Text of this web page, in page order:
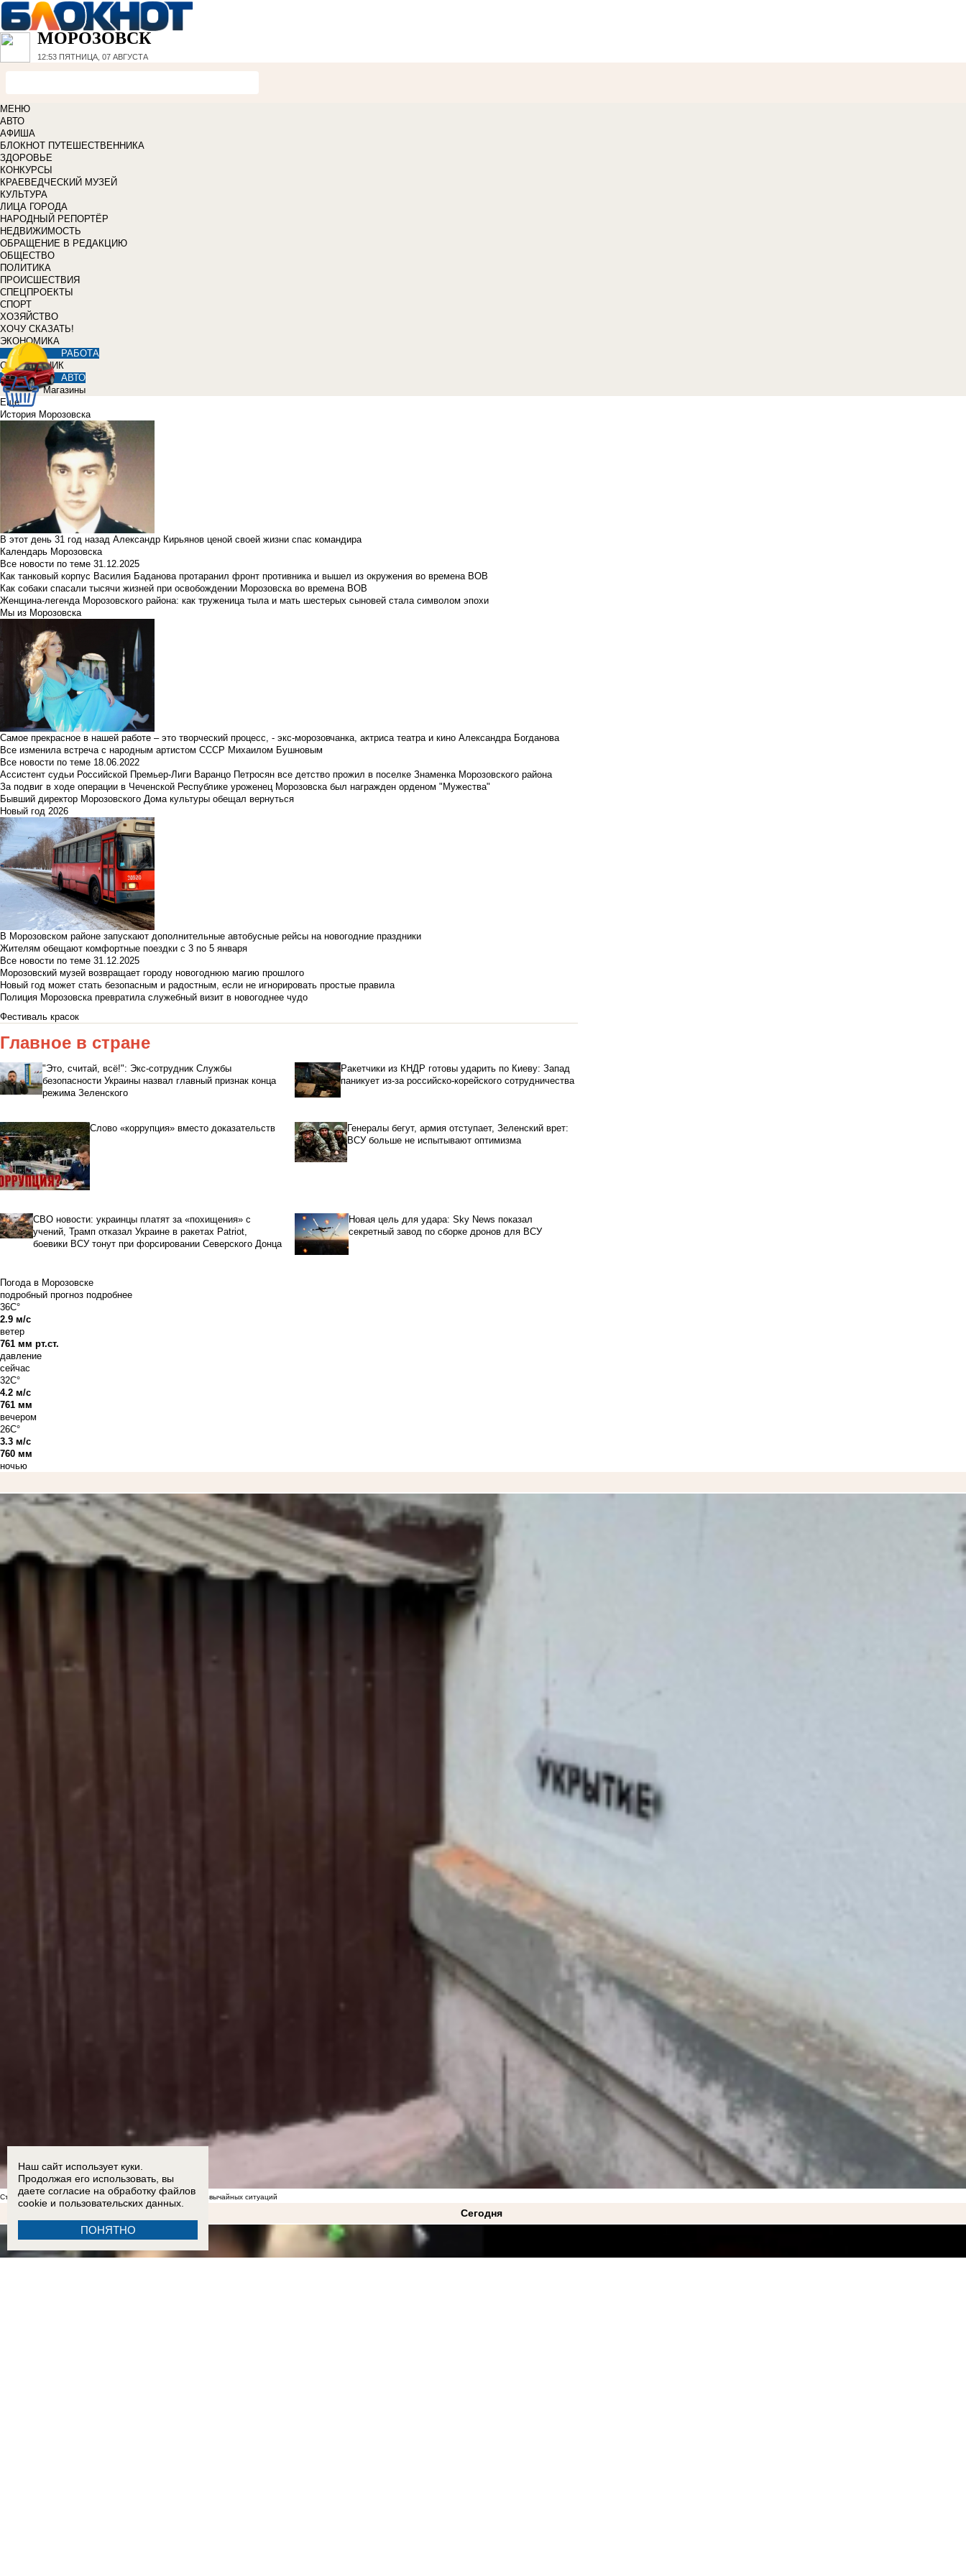
МОРОЗОВСК
12:53 ПЯТНИЦА, 07 АВГУСТА
МЕНЮ
АВТО
АФИША
БЛОКНОТ ПУТЕШЕСТВЕННИКА
ЗДОРОВЬЕ
КОНКУРСЫ
КРАЕВЕДЧЕСКИЙ МУЗЕЙ
КУЛЬТУРА
ЛИЦА ГОРОДА
НАРОДНЫЙ РЕПОРТЁР
НЕДВИЖИМОСТЬ
ОБРАЩЕНИЕ В РЕДАКЦИЮ
ОБЩЕСТВО
ПОЛИТИКА
ПРОИСШЕСТВИЯ
СПЕЦПРОЕКТЫ
СПОРТ
ХОЗЯЙСТВО
ХОЧУ СКАЗАТЬ!
ЭКОНОМИКА
РАБОТА
СПРАВОЧНИК
АВТО
Магазины
Еще
История Морозовска
В этот день 31 год назад Александр Кирьянов ценой своей жизни спас командира
Календарь Морозовска
Все новости по теме 31.12.2025
Как танковый корпус Василия Баданова протаранил фронт противника и вышел из окружения во времена ВОВ
Как собаки спасали тысячи жизней при освобождении Морозовска во времена ВОВ
Женщина-легенда Морозовского района: как труженица тыла и мать шестерых сыновей стала символом эпохи
Мы из Морозовска
Самое прекрасное в нашей работе – это творческий процесс, - экс-морозовчанка, актриса театра и кино Александра Богданова
Все изменила встреча с народным артистом СССР Михаилом Бушновым
Все новости по теме 18.06.2022
Ассистент судьи Российской Премьер-Лиги Варанцо Петросян все детство прожил в поселке Знаменка Морозовского района
За подвиг в ходе операции в Чеченской Республике уроженец Морозовска был награжден орденом "Мужества"
Бывший директор Морозовского Дома культуры обещал вернуться
Новый год 2026
В Морозовском районе запускают дополнительные автобусные рейсы на новогодние праздники
Жителям обещают комфортные поездки с 3 по 5 января
Все новости по теме 31.12.2025
Морозовский музей возвращает городу новогоднюю магию прошлого
Новый год может стать безопасным и радостным, если не игнорировать простые правила
Полиция Морозовска превратила служебный визит в новогоднее чудо
Фестиваль красок
Главное в стране
"Это, считай, всё!": Экс-сотрудник Службы
безопасности Украины назвал главный признак конца
режима Зеленского
Ракетчики из КНДР готовы ударить по Киеву: Запад
паникует из-за российско-корейского сотрудничества
Слово «коррупция» вместо доказательств
Генералы бегут, армия отступает, Зеленский врет:
ВСУ больше не испытывают оптимизма
СВО новости: украинцы платят за «похищения» с
учений, Трамп отказал Украине в ракетах Patriot,
боевики ВСУ тонут при форсировании Северского Донца
Новая цель для удара: Sky News показал
секретный завод по сборке дронов для ВСУ
Погода в Морозовске
подробный прогноз подробнее
36C°
2.9 м/с
ветер
761 мм рт.ст.
давление
сейчас
32C°
4.2 м/с
761 мм
вечером
26C°
3.3 м/с
760 мм
ночью
Стал известен список укрытий в Морозовске на случай чрезвычайных ситуаций
Сегодня
Наш сайт использует куки.
Продолжая его использовать, вы
даете согласие на обработку файлов
cookie и пользовательских данных.
ПОНЯТНО